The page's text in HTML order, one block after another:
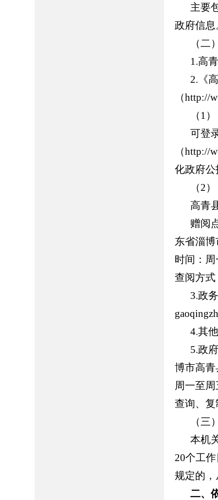
主要
政府信息
（二
1.高
2.《
（http://
（1
可登
（http://
化政府
（2
高青
赠阅
东省淄
时间：
查阅方
3.政
4.其
5.政
博市高
周一至
查询、
（三
本机
20个工
规定的
二、